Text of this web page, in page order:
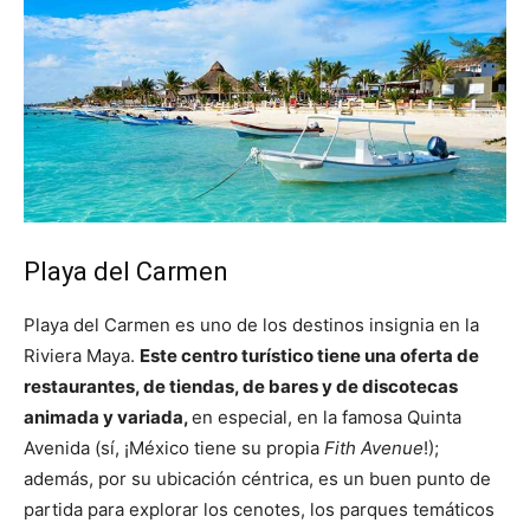
Playa del Carmen
Playa del Carmen es uno de los destinos insignia en la
Riviera Maya. Este centro turístico tiene una oferta de
restaurantes, de tiendas, de bares y de discotecas
animada y variada,en especial, en la famosa Quinta
Avenida (sí, ¡México tiene su propia Fith Avenue!);
además, por su ubicación céntrica, es un buen punto de
partida para explorar los cenotes, los parques temáticos